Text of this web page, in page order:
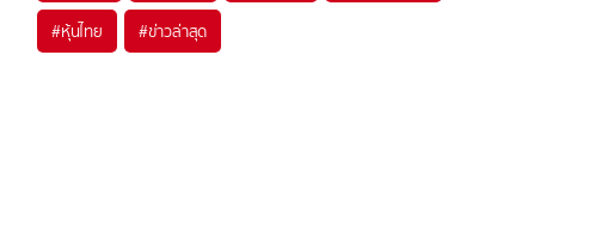
#หุ้นไทย #ข่าวล่าสุด